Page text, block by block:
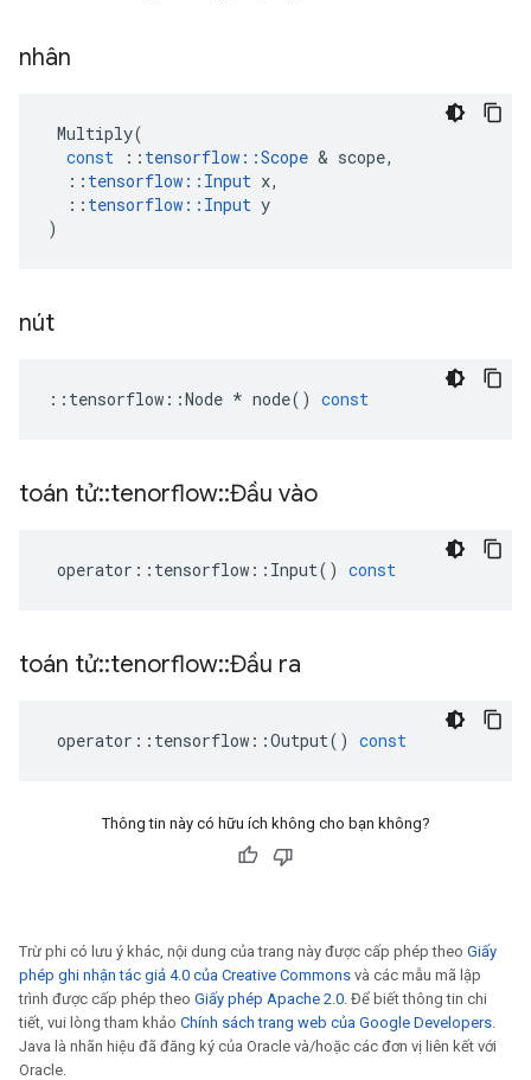
nhân
Multiply(
const
:: tensorflow ::Scope & scope,
:: tensorflow :: Input x,
:: tensorflow :: Input y
)
nút
:: tensorflow ::Node * node() const
toán tử::tenorflow::Đầu vào
operator :: tensorflow :: Input() const
toán tử::tenorflow::Đầu ra
operator :: tensorflow ::Output() const
Thông tin này có hữu ích không cho bạn không?
Trừ phi có lưu ý khác, nội dung của trang này được cấp phép theo Giấy
phép ghi nhận tác giả 4.0 của Creative Commons và các mẫu mã lập
trình được cấp phép theo Giấy phép Apache 2.0. Để biết thông tin chi
tiết, vui lòng tham khảo Chính sách trang web của Google Developers.
Java là nhãn hiệu đã đăng ký của Oracle và/hoặc các đơn vị liên kết với
Oracle.